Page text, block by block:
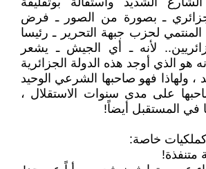
ـ بصورة من الصور ـ فرض
المنتمي لحزب جبهة التحرير ـ رئيسا
لأنه ـ أي الجيش ـ يشعر
هو الذي أوجد هذه الدولة الجزائرية
، ولهاذا فهو صاحبها الشرعي الوحيد
على مدى سنوات الاستقلال ،
في المستقبل أيضاً!
خاصة:
متنفذة!